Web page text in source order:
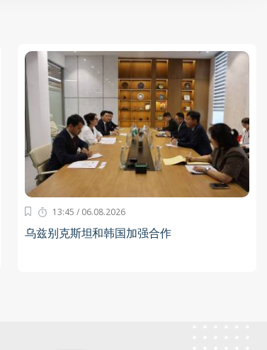
13:45 / 06.08.2026
乌兹别克斯坦和韩国加强合作